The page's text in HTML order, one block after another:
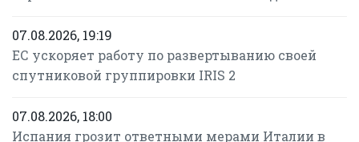
07.08.2026, 19:19
ЕС ускоряет работу по развертыванию своей
спутниковой группировки IRIS 2
07.08.2026, 18:00
Испания грозит ответными мерами Италии в